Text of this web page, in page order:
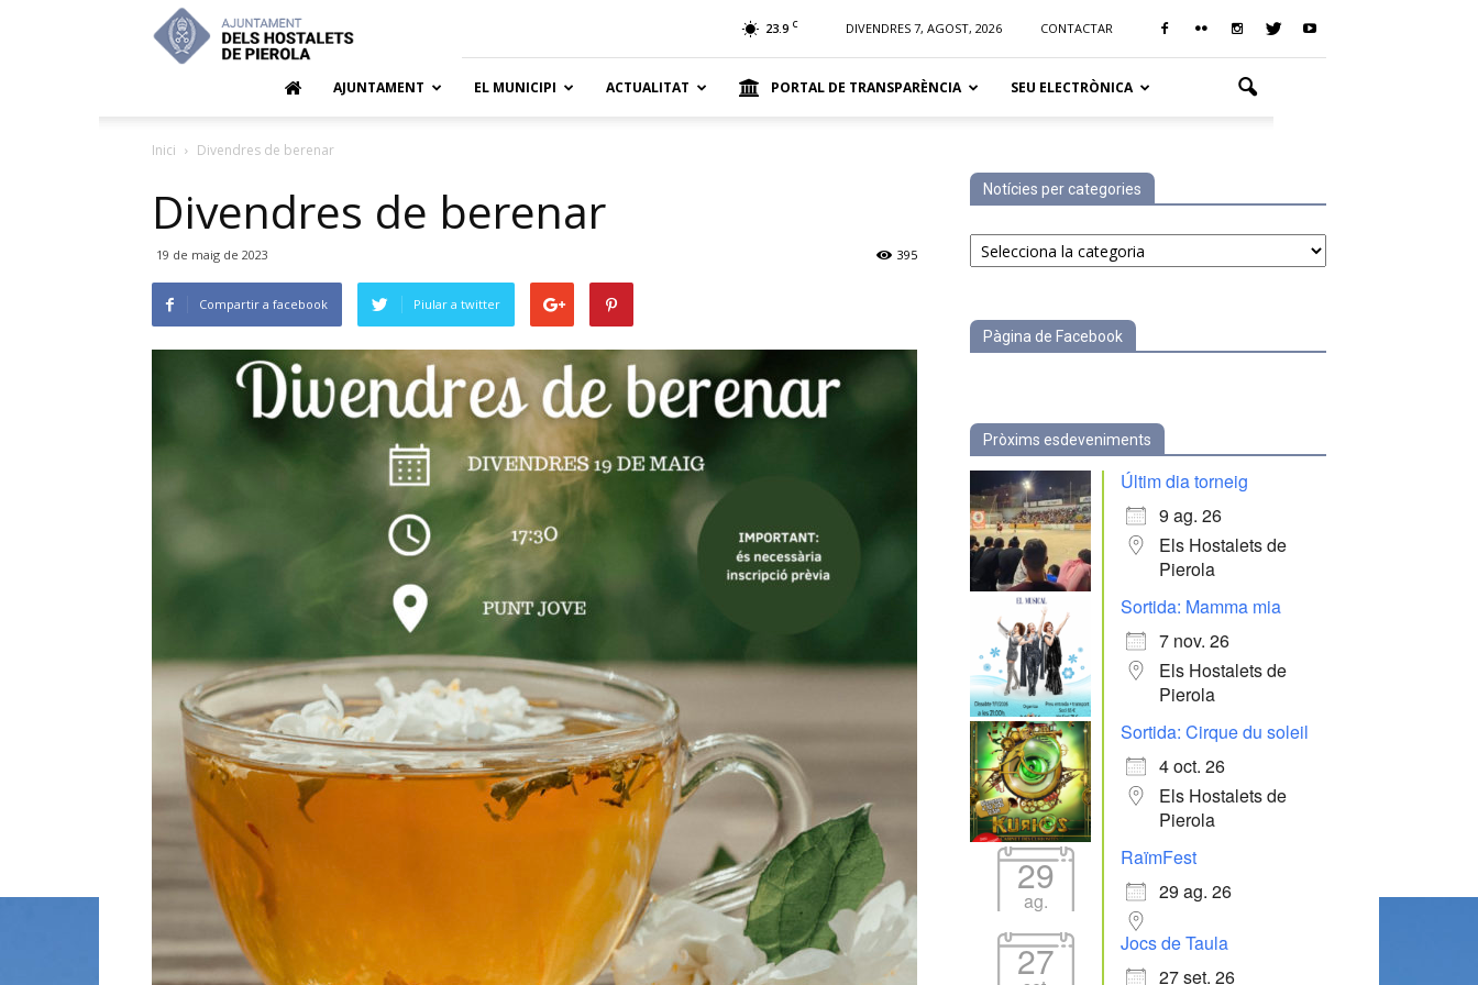
Hostalets
de
23.9 C DIVENDRES 7, AGOST, 2026 CONTACTAR
AJUNTAMENT EL MUNICIPI ACTUALITAT PORTAL DE TRANSPARÈNCIA SEU ELECTRÒNICA
Inici Divendres de berenar
Divendres de berenar
19 de maig de 2023 395
Compartir a facebook Piular a twitter
Notícies per categories
Notícies
per
Pàgina de Facebook
Pròxims esdeveniments
Últim dia torneig
9 ag. 26
Els Hostalets de
Pierola
Sortida: Mamma mia
7 nov. 26
Els Hostalets de
Pierola
Sortida: Cirque du soleil
4 oct. 26
Els Hostalets de
Pierola
29
ag.
RaïmFest
29 ag. 26
27
Jocs de Taula
27 set. 26